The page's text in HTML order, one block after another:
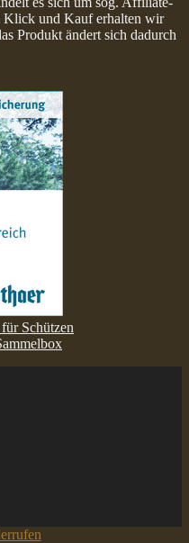
Klick und Kauf erhalten wir
Produkt ändert sich dadurch